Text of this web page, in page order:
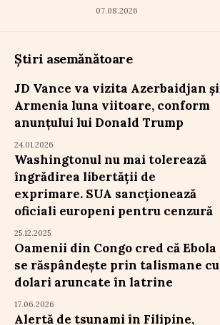
07.08.2026
Știri asemănătoare
JD Vance va vizita Azerbaidjan și
Armenia luna viitoare, conform
anunțului lui Donald Trump
24.01.2026
Washingtonul nu mai tolerează
îngrădirea libertății de
exprimare. SUA sancționează
oficiali europeni pentru cenzură
25.12.2025
Oamenii din Congo cred că Ebola
se răspândește prin talismane cu
dolari aruncate în latrine
17.06.2026
Alertă de tsunami în Filipine,